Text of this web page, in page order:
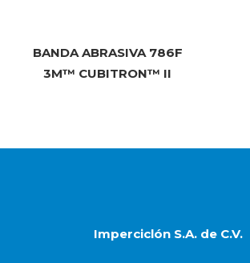
BANDA ABRASIVA 786F
3M™ CUBITRON™ II
Imperciclón S.A. de C.V.